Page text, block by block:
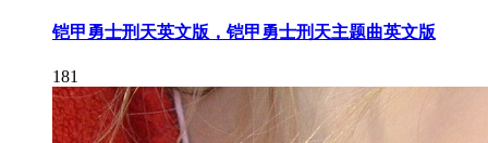
铠甲勇士刑天英文版，铠甲勇士刑天主题曲英文版
181